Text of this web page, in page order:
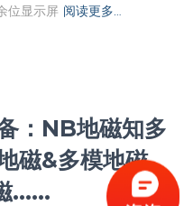
位显示屏 阅读更多…
：NB地磁知多
磁&多模地磁、
……